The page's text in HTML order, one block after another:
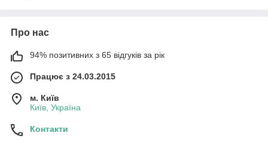
Про нас
94% позитивних з 65 відгуків за рік
Працює з 24.03.2015
м. Київ
Київ, Україна
Контакти